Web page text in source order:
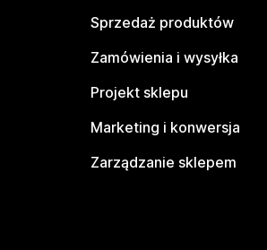
Sprzedaż produktów
Zamówienia i wysyłka
Projekt sklepu
Marketing i konwersja
Zarządzanie sklepem